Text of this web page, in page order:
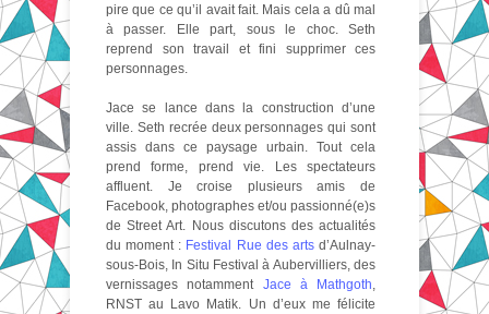
pire que ce qu’il avait fait. Mais cela a dû mal
à passer. Elle part, sous le choc. Seth
reprend son travail et fini supprimer ces
personnages.
Jace se lance dans la construction d’une
ville. Seth recrée deux personnages qui sont
assis dans ce paysage urbain. Tout cela
prend forme, prend vie. Les spectateurs
affluent. Je croise plusieurs amis de
Facebook, photographes et/ou passionné(e)s
de Street Art. Nous discutons des actualités
du moment : Festival Rue des artsd’Aulnay-
sous-Bois, In Situ Festival à Aubervilliers, des
vernissages notamment Jace à Mathgoth,
RNST au Lavo Matik. Un d’eux me félicite